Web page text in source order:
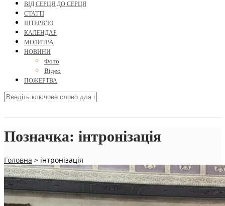
ВІД СЕРЦЯ ДО СЕРЦЯ
СТАТТІ
ІНТЕРВ’Ю
КАЛЕНДАР
МОЛИТВА
НОВИНИ
Фото
Відео
ПОЖЕРТВА
Позначка: інтронізація
Головна > інтронізація